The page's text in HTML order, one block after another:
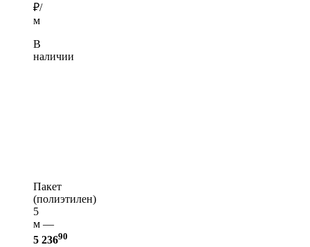
₽/
м
В
наличии
Пакет
(полиэтилен)
5
м —
5 23690